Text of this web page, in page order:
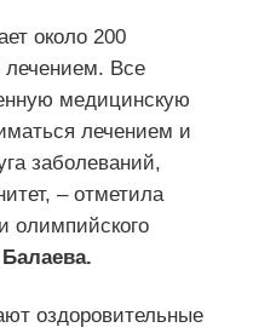
около 200
лечением. Все
медицинскую
лечением и
заболеваний,
– отметила
олимпийского
оздоровительные